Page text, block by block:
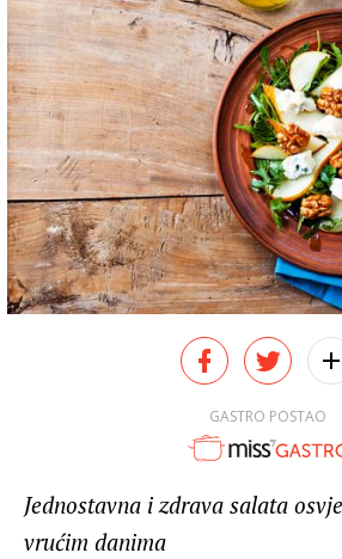
GASTRO POSTAO
Jednostavna i zdrava salata
vrućim danima